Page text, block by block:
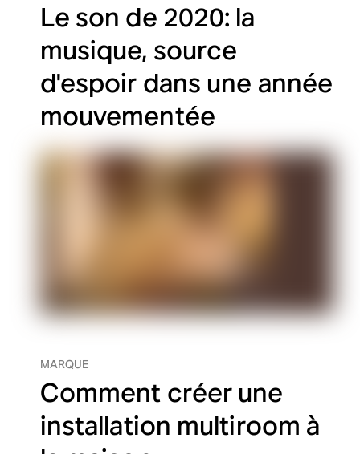
Le son de 2020: la
musique, source
d'espoir dans une année
mouvementée
MARQUE
Comment créer une
installation multiroom à